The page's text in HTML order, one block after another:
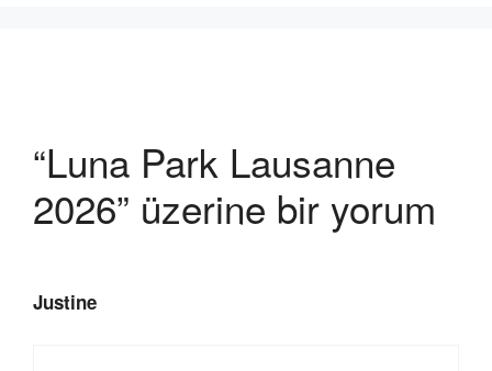
“Luna Park Lausanne
2026” üzerine bir yorum
Justine